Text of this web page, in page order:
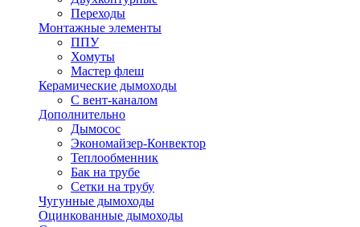
Переходы
Монтажные элементы
ППУ
Хомуты
Мастер флеш
Керамические дымоходы
С вент-каналом
Дополнительно
Дымосос
Экономайзер-Конвектор
Теплообменник
Бак на трубе
Сетки на трубу
Чугунные дымоходы
Оцинкованные дымоходы